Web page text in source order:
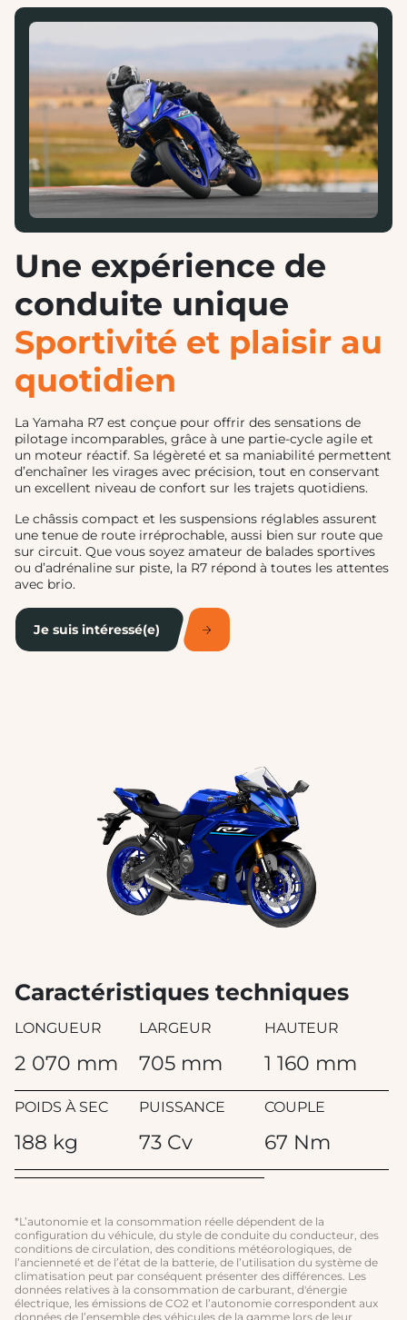
Une expérience de
conduite unique
Sportivité et plaisir au
quotidien
La Yamaha R7 est conçue pour offrir des sensations de
pilotage incomparables, grâce à une partie-cycle agile et
un moteur réactif. Sa légèreté et sa maniabilité permettent
d’enchaîner les virages avec précision, tout en conservant
un excellent niveau de confort sur les trajets quotidiens.
Le châssis compact et les suspensions réglables assurent
une tenue de route irréprochable, aussi bien sur route que
sur circuit. Que vous soyez amateur de balades sportives
ou d’adrénaline sur piste, la R7 répond à toutes les attentes
avec brio.
Je suis intéressé(e)
Caractéristiques techniques
LONGUEUR
2 070 mm
LARGEUR
705 mm
HAUTEUR
1 160 mm
POIDS À SEC
188 kg
PUISSANCE
73 Cv
COUPLE
67 Nm
*L’autonomie et la consommation réelle dépendent de la
configuration du véhicule, du style de conduite du conducteur, des
conditions de circulation, des conditions météorologiques, de
l’ancienneté et de l’état de la batterie, de l’utilisation du système de
climatisation peut par conséquent présenter des différences. Les
données relatives à la consommation de carburant, d'énergie
électrique, les émissions de CO2 et l’autonomie correspondent aux
données de l’ensemble des véhicules de la gamme lors de leur